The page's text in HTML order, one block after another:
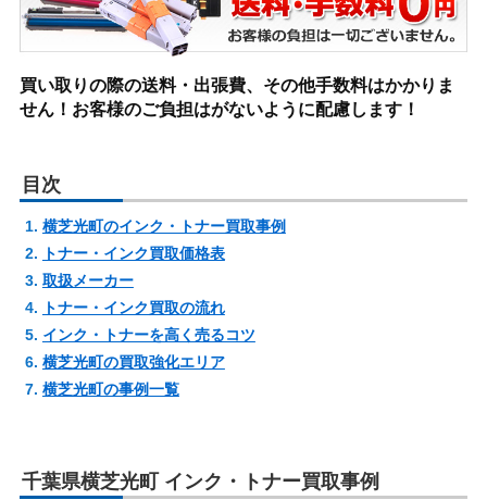
買い取りの際の送料・出張費、その他手数料はかかりま
せん！お客様のご負担はがないように配慮します！
目次
横芝光町のインク・トナー買取事例
トナー・インク買取価格表
取扱メーカー
トナー・インク買取の流れ
インク・トナーを高く売るコツ
横芝光町の買取強化エリア
横芝光町の事例一覧
千葉県横芝光町 インク・トナー買取事例